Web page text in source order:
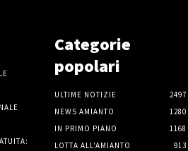
Categorie
popolari
ULTIME NOTIZIE
2497
NEWS AMIANTO
1280
IN PRIMO PIANO
1168
LOTTA ALL'AMIANTO
913